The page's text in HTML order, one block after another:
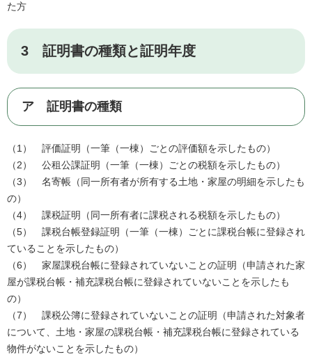
た方
3 証明書の種類と証明年度
ア 証明書の種類
（1） 評価証明（一筆（一棟）ごとの評価額を示したもの）
（2） 公租公課証明（一筆（一棟）ごとの税額を示したもの）
（3） 名寄帳（同一所有者が所有する土地・家屋の明細を示したも
の）
（4） 課税証明（同一所有者に課税される税額を示したもの）
（5） 課税台帳登録証明（一筆（一棟）ごとに課税台帳に登録され
ていることを示したもの）
（6） 家屋課税台帳に登録されていないことの証明（申請された家
屋が課税台帳・補充課税台帳に登録されていないことを示したも
の）
（7） 課税公簿に登録されていないことの証明（申請された対象者
について、土地・家屋の課税台帳・補充課税台帳に登録されている
物件がないことを示したもの）